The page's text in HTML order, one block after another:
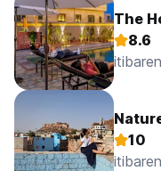
The
8.6
10